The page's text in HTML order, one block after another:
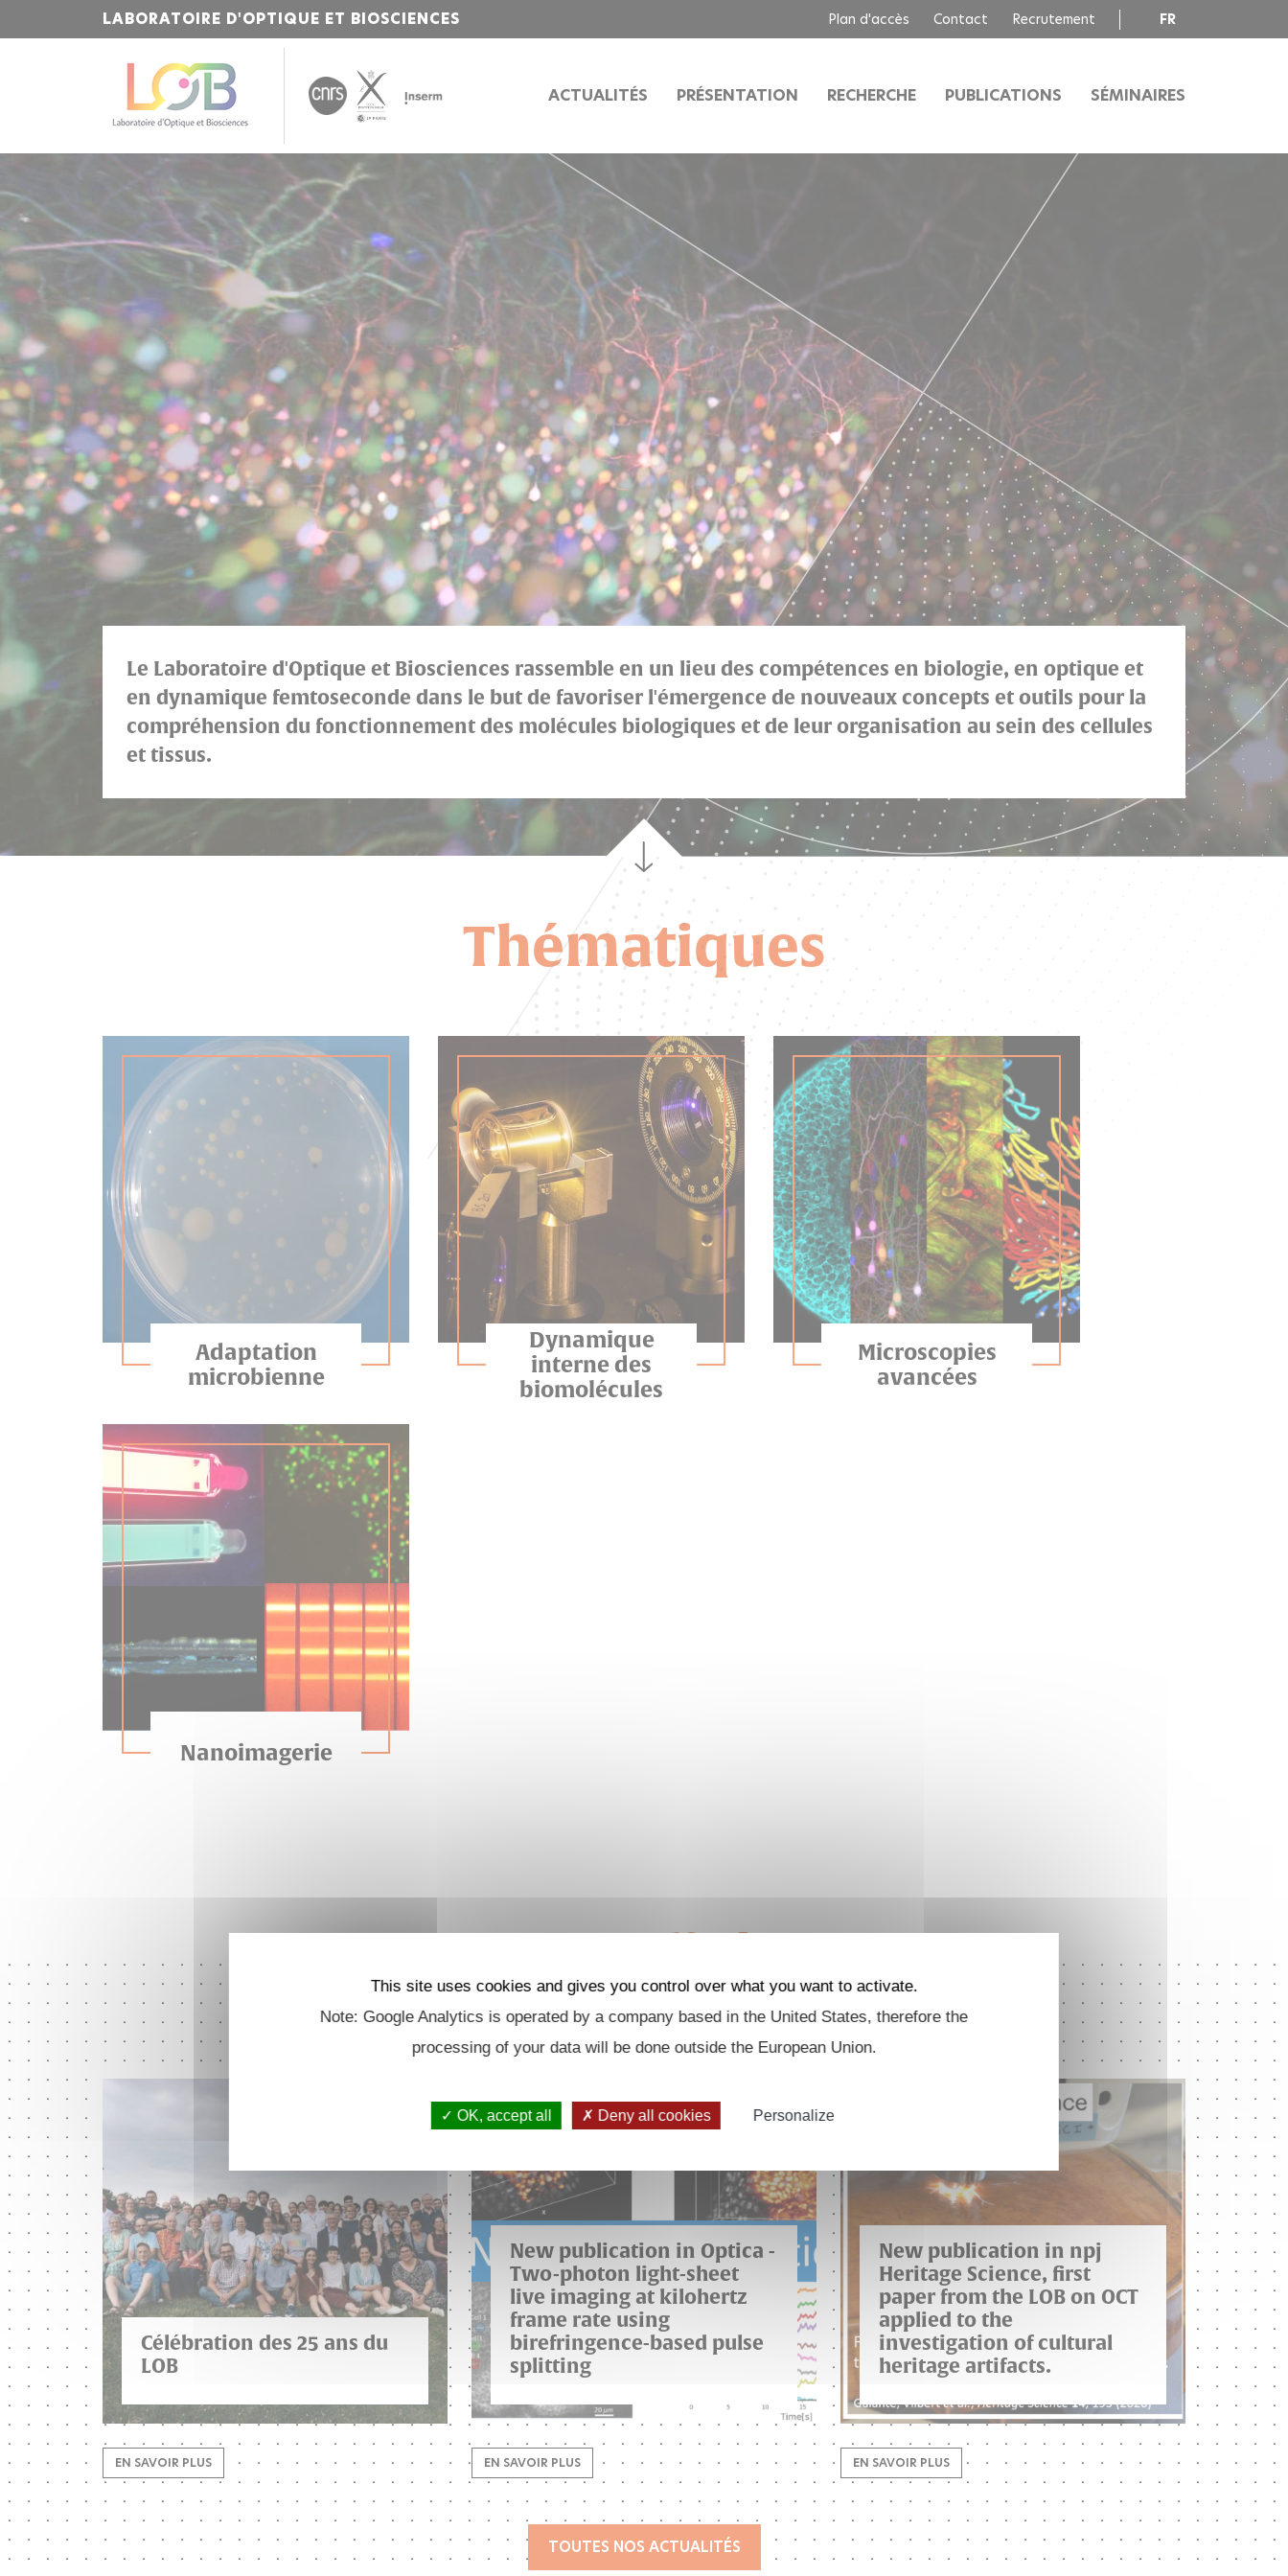
LABORATOIRE D'OPTIQUE ET BIOSCIENCES Plan d'accès Contact Recrutement FR
ACTUALITÉS
PRÉSENTATION RECHERCHE PUBLICATIONS SÉMINAIRES
Bienvenue
sur
l'Institut
Polytechnique
de
Paris
Le Laboratoire d'Optique et Biosciences rassemble en un lieu des compétences en biologie, en optique et
en dynamique femtoseconde dans le but de favoriser l'émergence de nouveaux concepts et outils pour la
compréhension du fonctionnement des molécules biologiques et de leur organisation au sein des cellules
et tissus.
Thématiques
Adaptation
microbienne
Dynamique
interne des
biomolécules
Microscopies
avancées
Nanoimagerie
Actualités
Célébration des 25 ans du
LOB
EN SAVOIR PLUS
New publication in Optica -
Two-photon light-sheet
live imaging at kilohertz
frame rate using
birefringence-based pulse
splitting
EN SAVOIR PLUS
New publication in npj
Heritage Science, first
paper from the LOB on OCT
applied to the
investigation of cultural
heritage artifacts.
EN SAVOIR PLUS
TOUTES NOS ACTUALITÉS
This site uses cookies and gives you control over what you want to activate.
Note: Google Analytics is operated by a company based in the United States, therefore the
processing of your data will be done outside the European Union.
OK, accept all Deny all cookies Personalize